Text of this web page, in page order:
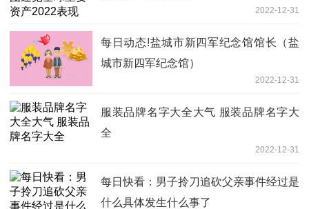
2022-12-31
每日动态!盐城市新四军纪念馆馆长（盐
城市新四军纪念馆）
2022-12-31
服装品牌名字大全大气 服装品牌名字大
全
2022-12-31
每日快看：男子拎刀追砍父亲事件经过是
什么具体发生什么事了